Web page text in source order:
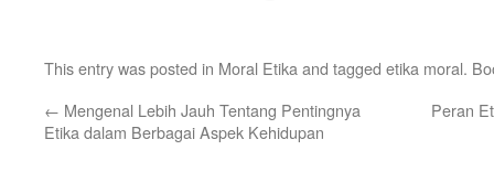
This entry was posted in Moral Etika and tagged etika moral.
← Mengenal Lebih Jauh Tentang Pentingnya
Etika dalam Berbagai Aspek Kehidupan
Peran